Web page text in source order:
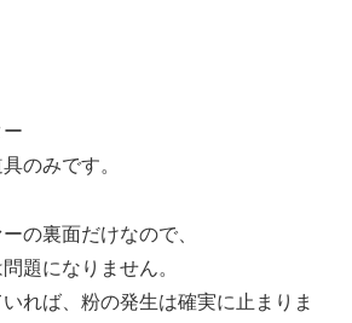
のみです。
の裏面だけなので、
題になりません。
れば、粉の発生は確実に止まりま